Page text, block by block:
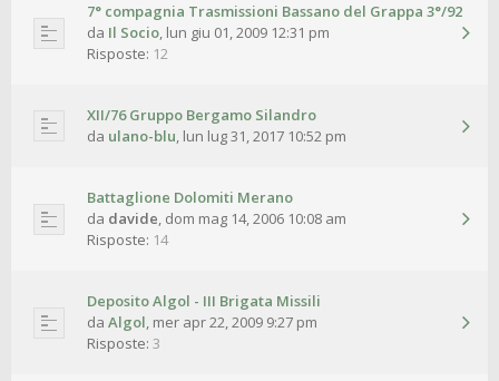
7° compagnia Trasmissioni Bassano del Grappa 3°/92
da Il Socio, lun giu 01, 2009 12:31 pm
Risposte: 12
XII/76 Gruppo Bergamo Silandro
da ulano-blu, lun lug 31, 2017 10:52 pm
Battaglione Dolomiti Merano
da davide, dom mag 14, 2006 10:08 am
Risposte: 14
Deposito Algol - III Brigata Missili
da Algol, mer apr 22, 2009 9:27 pm
Risposte: 3